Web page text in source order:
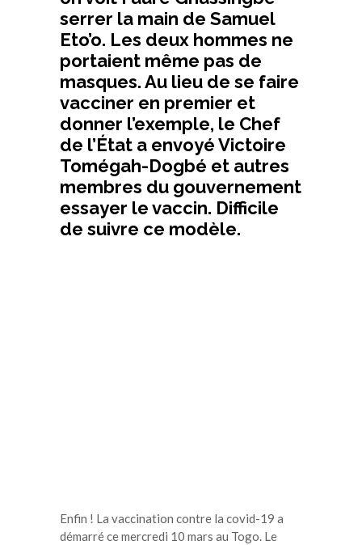
serrer la main de Samuel
Eto’o. Les deux hommes ne
portaient même pas de
masques. Au lieu de se faire
vacciner en premier et
donner l’exemple, le Chef
de l’État a envoyé Victoire
Tomégah-Dogbé et autres
membres du gouvernement
essayer le vaccin. Difficile
de suivre ce modèle.
Enfin ! La vaccination contre la covid-19 a
démarré ce mercredi 10 mars au Togo. Le